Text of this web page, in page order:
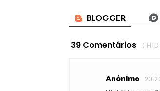
39 Comentários (
Anónimo